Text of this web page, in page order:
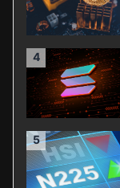
4
5